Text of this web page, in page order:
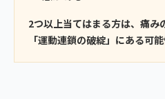
2つ以上当てはまる方は、痛み
「運動連鎖の破綻」にある可